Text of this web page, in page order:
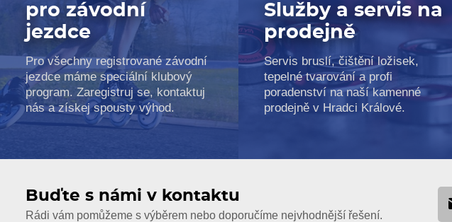
pro závodní
jezdce
Pro všechny registrované závodní
jezdce máme speciální klubový
program. Zaregistruj se, kontaktuj
nás a získej spousty výhod.
Služby a servis na
prodejně
Servis bruslí, čištění ložisek,
tepelné tvarování a profi
poradenství na naší kamenné
prodejně v Hradci Králové.
Buďte s námi v kontaktu
Rádi vám pomůžeme s výběrem nebo doporučíme nejvhodnější řešení.